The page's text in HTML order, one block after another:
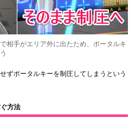
相手がエリア外に出たため、ポータルキ
ずポータルキーを制圧してしまうという
方法